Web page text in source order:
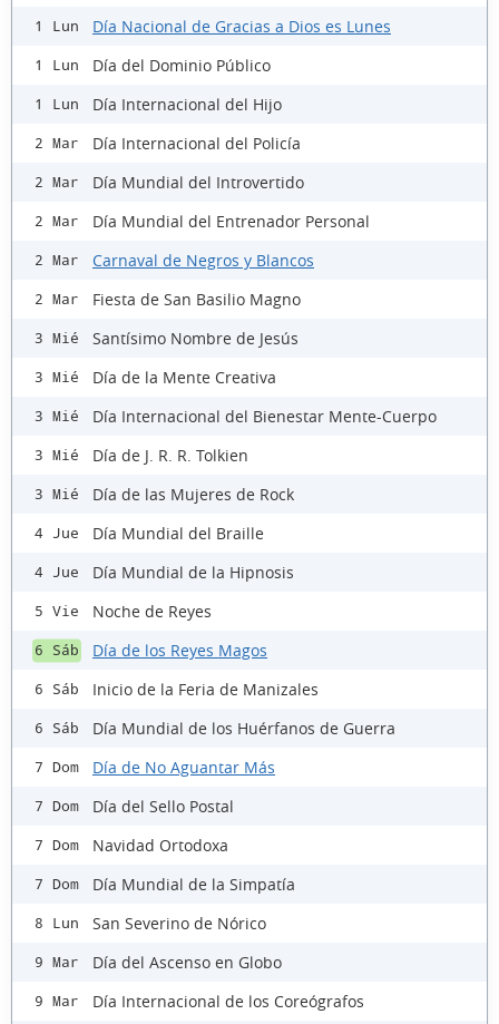
1 Lun Día Nacional de Gracias a Dios es Lunes
1 Lun Día del Dominio Público
1 Lun Día Internacional del Hijo
2 Mar Día Internacional del Policía
2 Mar Día Mundial del Introvertido
2 Mar Día Mundial del Entrenador Personal
2 Mar Carnaval de Negros y Blancos
2 Mar Fiesta de San Basilio Magno
3 Mié Santísimo Nombre de Jesús
3 Mié Día de la Mente Creativa
3 Mié Día Internacional del Bienestar Mente-Cuerpo
3 Mié Día de J. R. R. Tolkien
3 Mié Día de las Mujeres de Rock
4 Jue Día Mundial del Braille
4 Jue Día Mundial de la Hipnosis
5 Vie Noche de Reyes
6 Sáb Día de los Reyes Magos
6 Sáb Inicio de la Feria de Manizales
6 Sáb Día Mundial de los Huérfanos de Guerra
7 Dom Día de No Aguantar Más
7 Dom Día del Sello Postal
7 Dom Navidad Ortodoxa
7 Dom Día Mundial de la Simpatía
8 Lun San Severino de Nórico
9 Mar Día del Ascenso en Globo
9 Mar Día Internacional de los Coreógrafos